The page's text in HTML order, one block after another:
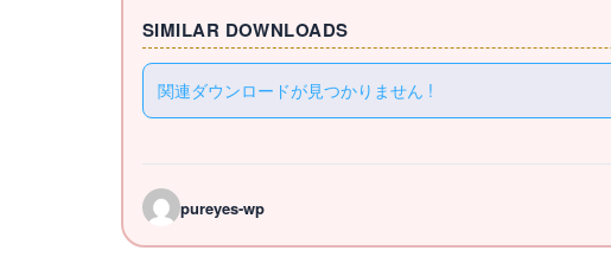
SIMILAR DOWNLOADS
関連ダウンロードが見つかりません !
pureyes-wp